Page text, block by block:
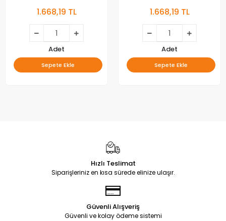
1.668,19 TL
Adet
Sepete Ekle
1.668,19 TL
Adet
Sepete Ekle
Hızlı Teslimat
Siparişleriniz en kısa sürede elinize ulaşır.
Güvenli Alışveriş
Güvenli ve kolay ödeme sistemi